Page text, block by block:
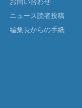
ニュース読者投稿
編集長からの手紙